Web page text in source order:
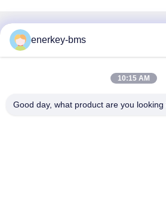
迅速な連絡
エリアA,9階,ビルG,グアンチェン低
国,518106
enerkey-bms
10:15 AM
Good day, what product are you looking